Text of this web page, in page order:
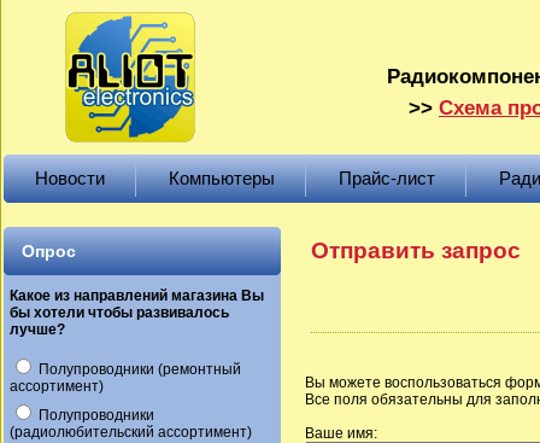
>> Схема
Новости Компьютеры Прайс-лист
Опрос
Какое из направлений магазина Вы
бы хотели чтобы развивалось
лучше?
Полупроводники (ремонтный
ассортимент)
Полупроводники
(радиолюбительский ассортимент)
Отправить запрос
Вы можете воспользоваться
Все поля обязательны для
Ваше имя: